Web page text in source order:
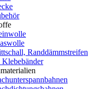
Randdämmstreifen